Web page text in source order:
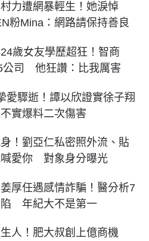
力遭網暴輕生！她淚悼
粉Mina：網路請保持善良
歲女友學歷超狂！智商
公司 他狂讚：比我厲害
愛驟逝！譚以欣證實徐子翔
實爆料二次傷害
！劉亞仁私密照外流、貼
喊愛你 對象身分曝光
厚任遇感情詐騙！醫分析7
陷 年紀大不是第一
人！肥大叔創上億商機